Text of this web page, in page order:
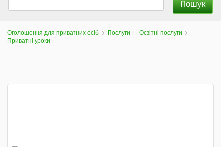
Оголошення для приватних осіб Послуги
Освітні послуги
Приватні уроки